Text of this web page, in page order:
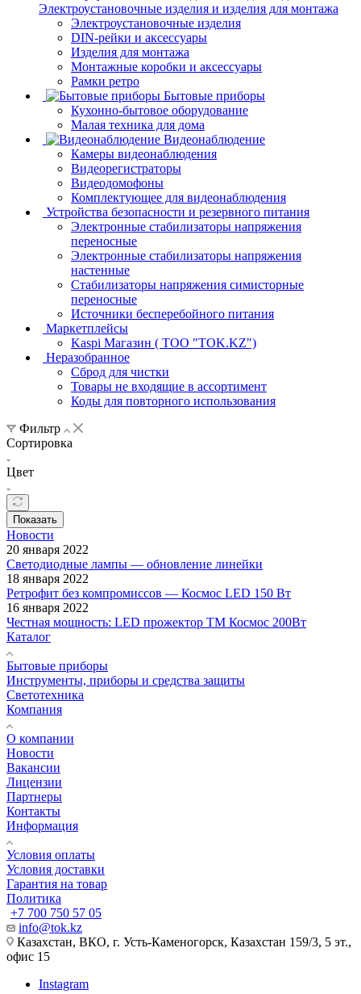
Электроустановочные изделия и изделия для монтажа
Электроустановочные изделия
DIN-рейки и аксессуары
Изделия для монтажа
Монтажные коробки и аксессуары
Рамки ретро
Бытовые приборы
Кухонно-бытовое оборудование
Малая техника для дома
Видеонаблюдение
Камеры видеонаблюдения
Видеорегистраторы
Видеодомофоны
Комплектующее для видеонаблюдения
Устройства безопасности и резервного питания
Электронные стабилизаторы напряжения
переносные
Электронные стабилизаторы напряжения
настенные
Стабилизаторы напряжения симисторные
переносные
Источники бесперебойного питания
Маркетплейсы
Kaspi Магазин ( ТОО "TOK.KZ")
Неразобранное
Сброд для чистки
Товары не входящие в ассортимент
Коды для повторного использования
Фильтр
Сортировка
Цвет
Показать
Новости
20 января 2022
Светодиодные лампы — обновление линейки
18 января 2022
Ретрофит без компромиссов — Космос LED 150 Вт
16 января 2022
Честная мощность: LED прожектор ТМ Космос 200Вт
Каталог
Бытовые приборы
Инструменты, приборы и средства защиты
Светотехника
Компания
О компании
Новости
Вакансии
Лицензии
Партнеры
Контакты
Информация
Условия оплаты
Условия доставки
Гарантия на товар
Политика
+7 700 750 57 05
info@tok.kz
Казахстан, ВКО, г. Усть-Каменогорск, Казахстан 159/3, 5 эт.,
офис 15
Instagram